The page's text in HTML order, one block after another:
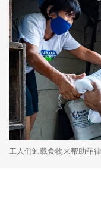
工人们卸载食物来帮助菲